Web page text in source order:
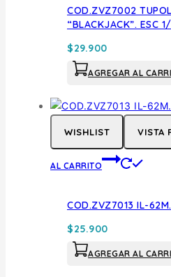
COD.ZVZ7002
“BLACKJACK”. ESC
$29.900
AGREGAR AL
WISHLIST VISTA
AL CARRITO
COD.ZVZ7013 IL-
$25.900
AGREGAR AL